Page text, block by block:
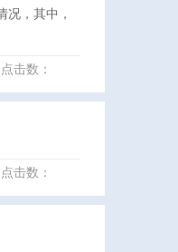
况，其中，
点击数：
点击数：